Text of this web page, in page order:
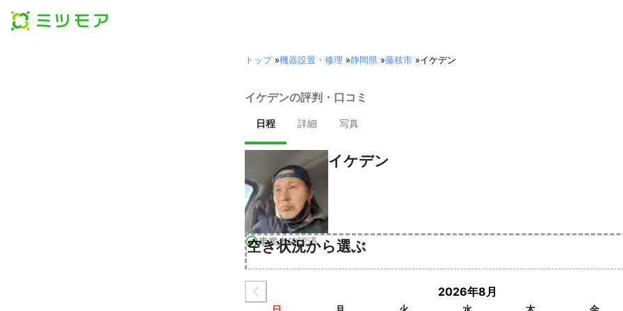
トップ»機器設置・修理 »静岡県 »藤枝市 »イケデン
イケデンの評判・口コミ
日程 詳細 写真
事業者確認済
イケデン
空き状況から選ぶ
2026年8月